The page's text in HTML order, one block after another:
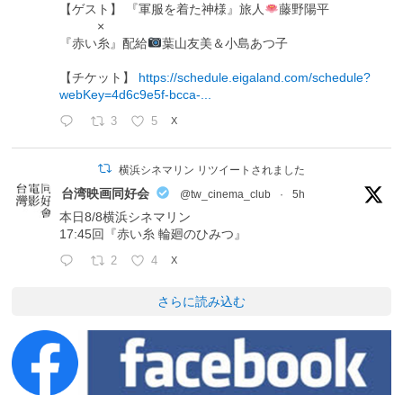
【ゲスト】 『軍服を着た神様』旅人
藤野陽平
×
『赤い糸』配給
葉山友美＆小島あつ子
【チケット】 https://schedule.eigaland.com/schedule?
webKey=4d6c9e5f-bcca-...
3 5 X
横浜シネマリン リツイートされました
台湾映画同好会 @tw_cinema_club · 5h
本日8/8横浜シネマリン
17:45回『赤い糸 輪廻のひみつ』
2 4 X
さらに読み込む